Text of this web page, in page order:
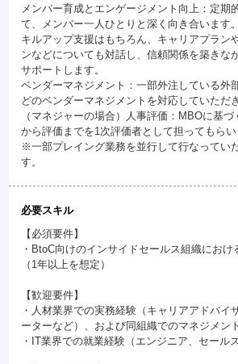
メンバー育成とエンゲージメント向上：定期
て、メンバー一人ひとりと深く向き合います
キルアップ支援はもちろん、キャリアプラン
ンなどについても対話し、信頼関係を築きな
サポートします。
ベンダーマネジメント：一部外注している外
どのベンダーマネジメントを対応していただ
（マネジャーの場合）人事評価：MBOに基
から評価までを1次評価者として担ってもらい
※一部プレイング業務を並行して行なってい
す。
必要スキル
【必須要件】
・BtoC向けのインサイドセールス組織にお
（1年以上を想定）
【歓迎要件】
・人材業界での実務経験（キャリアアドバイ
ーターなど）、および同組織でのマネジメン
・IT業界での就業経験（エンジニア、セール